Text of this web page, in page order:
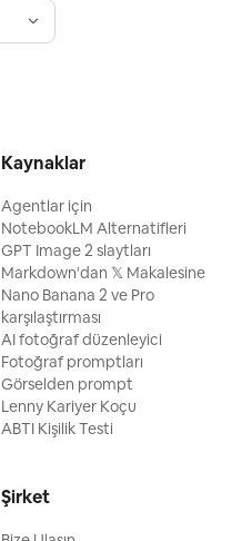
Kaynaklar
Agentlar için
NotebookLM Alternatifleri
GPT Image 2 slaytları
Markdown'dan 𝕏 Makalesine
Nano Banana 2 ve Pro
karşılaştırması
AI fotoğraf düzenleyici
Fotoğraf promptları
Görselden prompt
Lenny Kariyer Koçu
ABTI Kişilik Testi
Şirket